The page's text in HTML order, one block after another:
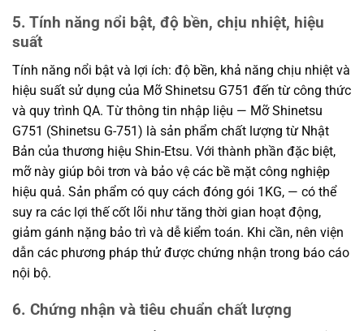
5. Tính năng nổi bật, độ bền, chịu nhiệt, hiệu
suất
Tính năng nổi bật và lợi ích: độ bền, khả năng chịu nhiệt và
hiệu suất sử dụng của Mỡ Shinetsu G751 đến từ công thức
và quy trình QA. Từ thông tin nhập liệu — Mỡ Shinetsu
G751 (Shinetsu G-751) là sản phẩm chất lượng từ Nhật
Bản của thương hiệu Shin-Etsu. Với thành phần đặc biệt,
mỡ này giúp bôi trơn và bảo vệ các bề mặt công nghiệp
hiệu quả. Sản phẩm có quy cách đóng gói 1KG, — có thể
suy ra các lợi thế cốt lõi như tăng thời gian hoạt động,
giảm gánh nặng bảo trì và dễ kiểm toán. Khi cần, nên viện
dẫn các phương pháp thử được chứng nhận trong báo cáo
nội bộ.
6. Chứng nhận và tiêu chuẩn chất lượng